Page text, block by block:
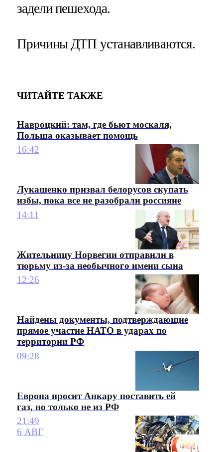
задели пешехода.
Причины ДТП устанавливаются.
ЧИТАЙТЕ ТАКЖЕ
Навроцкий: там, где бьют москаля,
Польша оказывает помощь
16:42
Лукашенко призвал белорусов скупать
избы, пока все не разобрали россияне
14:11
Жительницу Норвегии отправили в
тюрьму из-за необычного имени сына
12:26
Найдены документы, подтверждающие
прямое участие НАТО в ударах по
территории РФ
09:28
Европа просит Анкару поставить ей
газ, но только не из РФ
21:49
6 АВГ